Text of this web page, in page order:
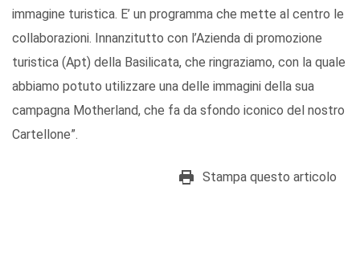
immagine turistica. E’ un programma che mette al centro le
collaborazioni. Innanzitutto con l’Azienda di promozione
turistica (Apt) della Basilicata, che ringraziamo, con la quale
abbiamo potuto utilizzare una delle immagini della sua
campagna Motherland, che fa da sfondo iconico del nostro
Cartellone”.
Stampa questo articolo